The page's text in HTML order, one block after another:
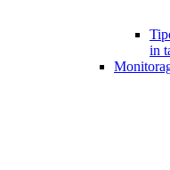
in